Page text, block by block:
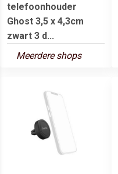
telefoonhouder
Ghost 3,5 x 4,3cm
zwart 3 d...
Meerdere shops